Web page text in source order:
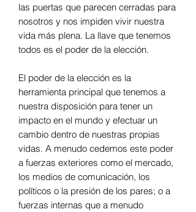
las puertas que parecen cerradas para
nosotros y nos impiden vivir nuestra
vida más plena. La llave que tenemos
todos es el poder de la elección.
El poder de la elección es la
herramienta principal que tenemos a
nuestra disposición para tener un
impacto en el mundo y efectuar un
cambio dentro de nuestras propias
vidas. A menudo cedemos este poder
a fuerzas exteriores como el mercado,
los medios de comunicación, los
políticos o la presión de los pares; o a
fuerzas internas que a menudo